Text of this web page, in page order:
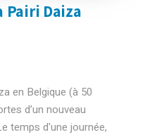
Pairi Daiza
en Belgique (à 50
d’un nouveau
temps d'une journée,